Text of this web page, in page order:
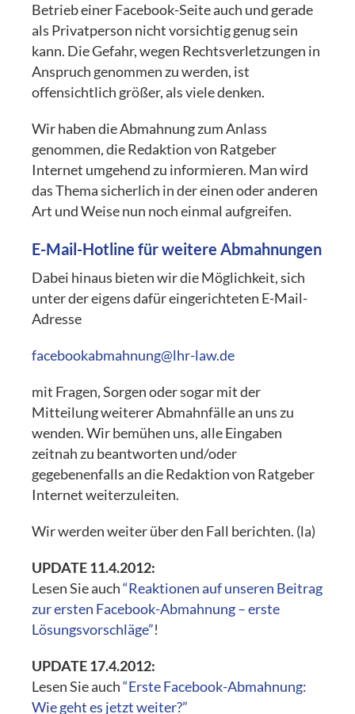
Betrieb einer Facebook-Seite auch und gerade
als Privatperson nicht vorsichtig genug sein
kann. Die Gefahr, wegen Rechtsverletzungen in
Anspruch genommen zu werden, ist
offensichtlich größer, als viele denken.
Wir haben die Abmahnung zum Anlass
genommen, die Redaktion von Ratgeber
Internet umgehend zu informieren. Man wird
das Thema sicherlich in der einen oder anderen
Art und Weise nun noch einmal aufgreifen.
E-Mail-Hotline für weitere Abmahnungen
Dabei hinaus bieten wir die Möglichkeit, sich
unter der eigens dafür eingerichteten E-Mail-
Adresse
facebookabmahnung@lhr-law.de
mit Fragen, Sorgen oder sogar mit der
Mitteilung weiterer Abmahnfälle an uns zu
wenden. Wir bemühen uns, alle Eingaben
zeitnah zu beantworten und/oder
gegebenenfalls an die Redaktion von Ratgeber
Internet weiterzuleiten.
Wir werden weiter über den Fall berichten. (la)
UPDATE 11.4.2012:
Lesen Sie auch“Reaktionen auf unseren Beitrag
zur ersten Facebook-Abmahnung – erste
Lösungsvorschläge”!
UPDATE 17.4.2012:
Lesen Sie auch“Erste Facebook-Abmahnung:
Wie geht es jetzt weiter?”